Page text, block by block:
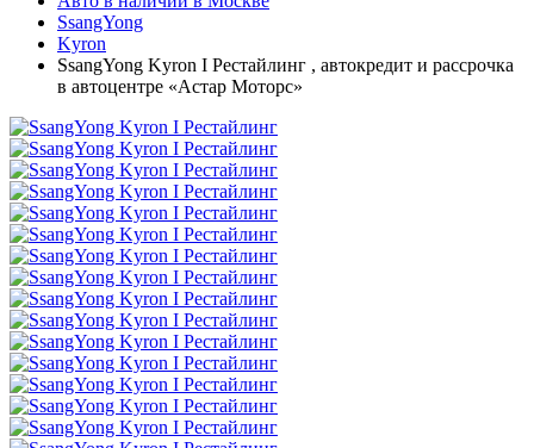
SsangYong
Kyron
SsangYong Kyron I Рестайлинг , автокредит и рассрочка
в автоцентре «Астар Моторс»